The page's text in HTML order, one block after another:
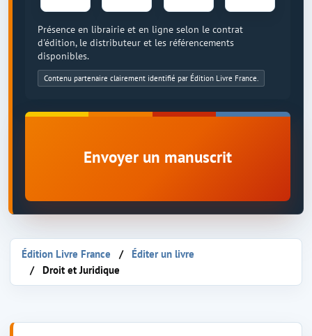
Présence en librairie et en ligne selon le contrat
d'édition, le distributeur et les référencements
disponibles.
Contenu partenaire clairement identifié par Édition Livre France.
Envoyer un manuscrit
Édition Livre France
Éditer un livre
Droit et Juridique